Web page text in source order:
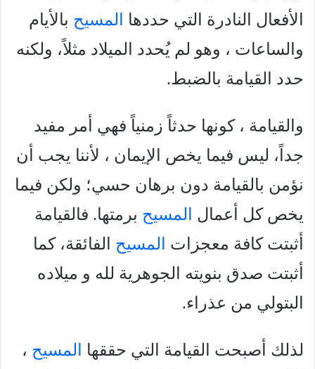
الأفعال النادرة التي حددها
المسيح بالأيام
والساعات ، وهو لم يُحدد الميلاد مثلاً، ولكنه
حدد القيامة بالضبط.
والقيامة ، كونها حدثاً زمنياً فهي أمر مفيد
جداً، ليس فيما يخص الإيمان ، لأننا يجب أن
نؤمن بالقيامة دون برهان حسي؛ ولكن فيما
يخص کل أعمال
المسيح برمتها. فالقيامة
أثبتت كافة معجزات
المسيح الفائقة، كما
أثبتت صدق بنويته الجوهرية لله و میلاده
البتولي من عذراء.
لذلك أصبحت القيامة التي حققها المسيح ،